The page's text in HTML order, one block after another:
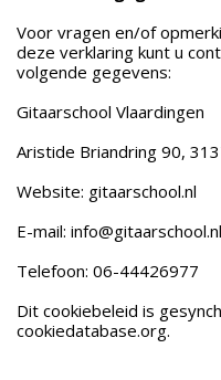
Voor vragen en/of
deze verklaring kunt u
volgende gegevens:
Gitaarschool Vlaardingen
Aristide Briandring 90,
Website: gitaarschool.nl
E-mail: info@gitaarschool.nl
Telefoon: 06-44426977
Dit cookiebeleid is
cookiedatabase.org.